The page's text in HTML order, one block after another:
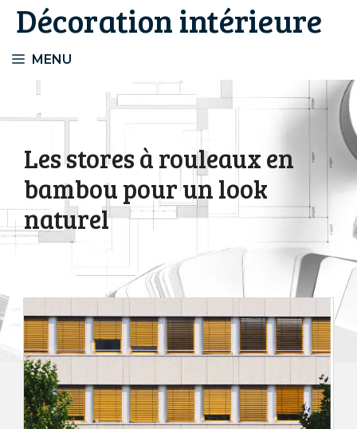
AllerDécoration intérieure
MENU
Les stores à rouleaux en
bambou pour un look
naturel